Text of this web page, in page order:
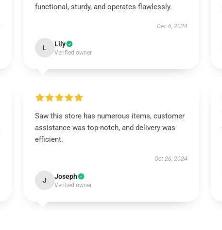
functional, sturdy, and operates flawlessly.
Dec 6, 2024
L Lily
Verified owner
Saw this store has numerous items, customer
assistance was top-notch, and delivery was
efficient.
Oct 26, 2024
J Joseph
Verified owner